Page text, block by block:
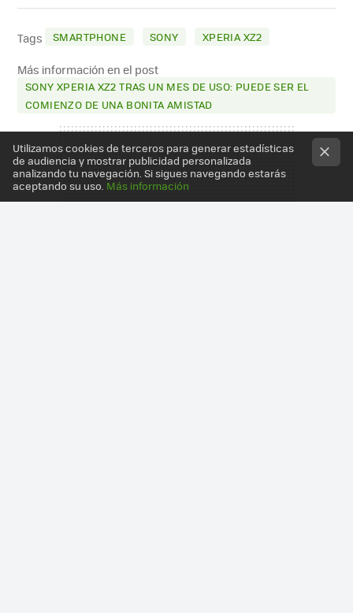
FACEBOOK
X
E-
MAIL
Tags SMARTPHONE SONY XPERIA XZ2
Más información en el post
SONY XPERIA XZ2 TRAS UN MES DE USO: PUEDE SER EL
COMIENZO DE UNA BONITA AMISTAD
Utilizamos cookies de terceros para generar estadísticas
de audiencia y mostrar publicidad personalizada
analizando tu navegación. Si sigues navegando estarás
aceptando su uso. Más información